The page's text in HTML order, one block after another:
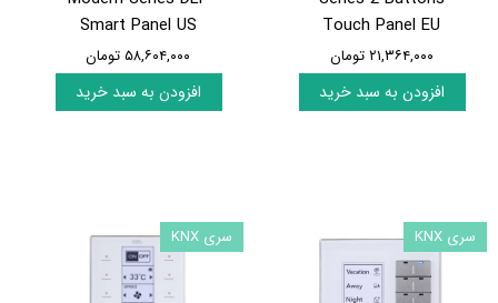
Touch Panel EU
۲۱,۳۶۴,۰۰۰ تومان
افزودن به سبد خرید
Smart Panel US
۵۸,۶۰۴,۰۰۰ تومان
افزودن به سبد خرید
سری KNX سری KNX